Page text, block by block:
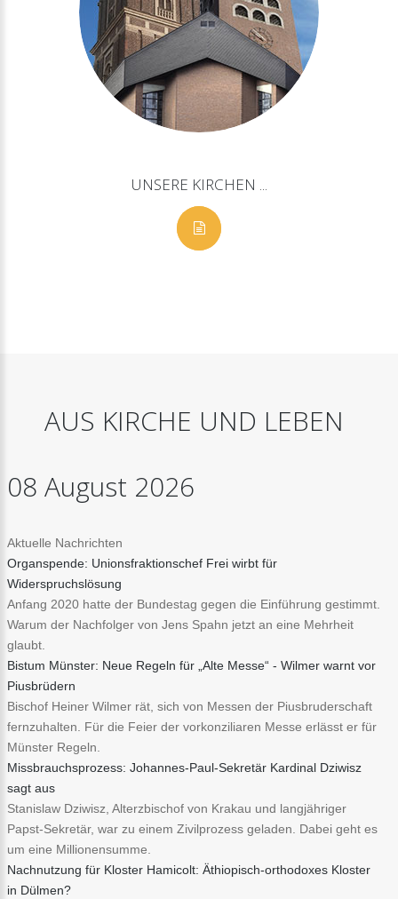
UNSERE KIRCHEN ...
AUS KIRCHE UND LEBEN
08 August 2026
Aktuelle Nachrichten
Organspende: Unionsfraktionschef Frei wirbt für
Widerspruchslösung
Anfang 2020 hatte der Bundestag gegen die Einführung gestimmt.
Warum der Nachfolger von Jens Spahn jetzt an eine Mehrheit
glaubt.
Bistum Münster: Neue Regeln für „Alte Messe“ - Wilmer warnt vor
Piusbrüdern
Bischof Heiner Wilmer rät, sich von Messen der Piusbruderschaft
fernzuhalten. Für die Feier der vorkonziliaren Messe erlässt er für
Münster Regeln.
Missbrauchsprozess: Johannes-Paul-Sekretär Kardinal Dziwisz
sagt aus
Stanislaw Dziwisz, Alterzbischof von Krakau und langjähriger
Papst-Sekretär, war zu einem Zivilprozess geladen. Dabei geht es
um eine Millionensumme.
Nachnutzung für Kloster Hamicolt: Äthiopisch-orthodoxes Kloster
in Dülmen?